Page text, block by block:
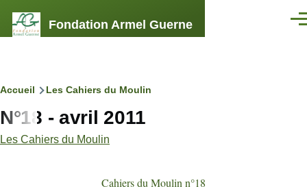
Fondation Armel Guerne
Fil
d'Ariane
Accueil Les Cahiers du Moulin
N°18 - avril 2011
Les Cahiers du Moulin
Cahiers du Moulin n°18